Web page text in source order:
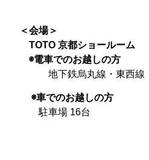
＜会場＞
TOTO 京都ショールーム
◉電車でのお越しの方
地下鉄烏丸線・東西線「
◉車でのお越しの方
駐車場 16台